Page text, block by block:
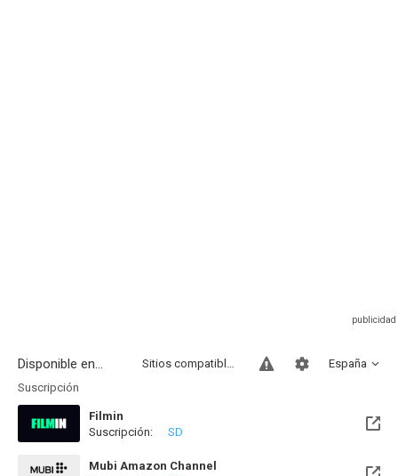
Disponible en... España
Sitios compatibles
Suscripción
Filmin
Disponible hasta el Vie, 27 Nov 2026 (Quedan 3 meses)
Suscripción: SD
Mubi Amazon Channel